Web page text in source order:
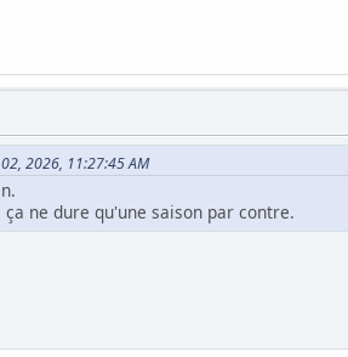
2026, 11:27:45 AM
ne dure qu'une saison par contre.